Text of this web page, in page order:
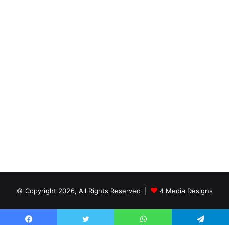
© Copyright 2026, All Rights Reserved | 4 Media Designs